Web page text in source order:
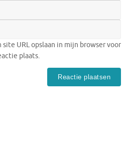
site URL opslaan in mijn browser voor
plaats.